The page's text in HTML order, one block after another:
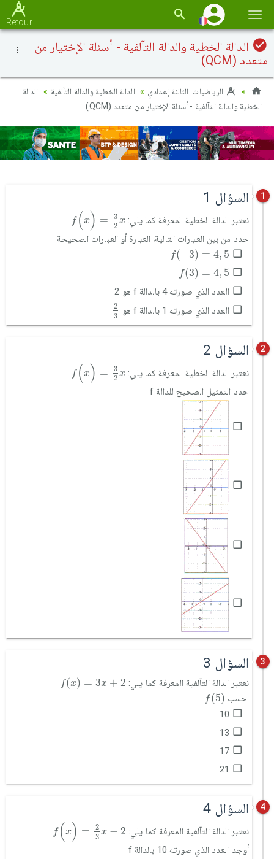
la
Retour
الدالة الخطية والدالة التآلفية - أسئلة الإختيار من
متعدد (QCM)
الرياضيات: الثالثة إعدادي الدالة الخطية والدالة التآلفية
الدالة
الخطية والدالة التآلفية - أسئلة الإختيار من متعدد (QCM)
1 السؤال 1
نعتبر الدالة الخطية المعرفة كما يلي: f (x) =
3
2 x
x =
حدد من بين العبارات التالية، العبارة أو العبارات الصحيحة
f(−3) = 4, 5
f(- )=4
f(3) = 4, 5
f(3)= 5
العدد الذي صورته 4 بالدالة f هو 2
العدد الذي صورته 1 بالدالة f هو
2
3
2
2 السؤال 2
نعتبر الدالة الخطية المعرفة كما يلي: f (x) =
3
2 x
x =
حدد التمثيل الصحيح للدالة f
3 السؤال 3
نعتبر الدالة التآلفية المعرفة كما يلي: f(x) = 3x + 2
f(x )= +
احسب f(5)
f(5)
10
13
17
21
4 السؤال 4
نعتبر الدالة التآلفية المعرفة كما يلي: f (x) =
2
3 x − 2
x = -2
أوجد العدد الذي صورته 10 بالدالة f